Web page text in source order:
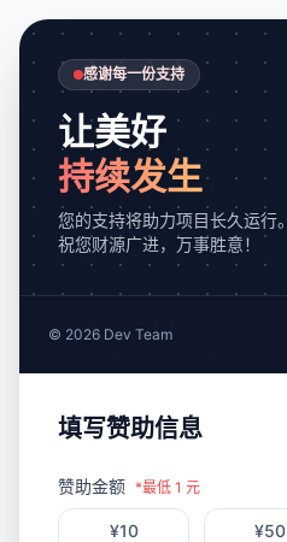
大吉大利
岁岁平安
吉祥如意
好运连连
心想事成
福气满满
大吉大利
吉祥如意
福气满满
前程似锦
感谢每一份支持
让美好
持续发生
您的支持将助力项目长久运行。
祝您财源广进，万事胜意！
© 2026 Dev Team
填写赞助信息
赞助金额 *最低 1 元
¥10 ¥50